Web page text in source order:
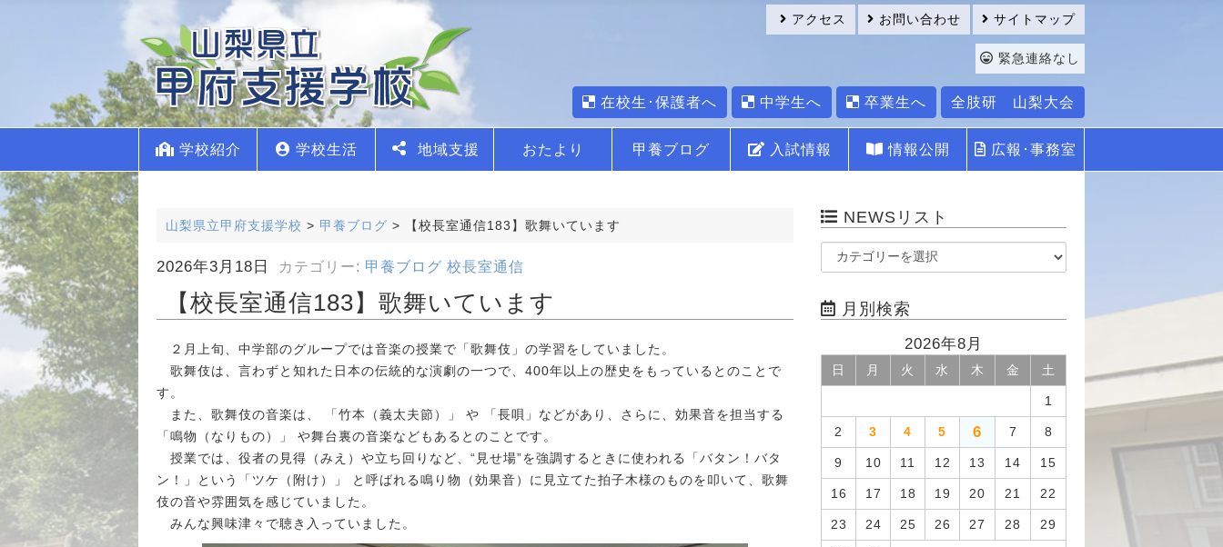
サイトマップ
お問い合わせ
アクセス
緊急連絡なし
在校生･保護者へ 中学生へ 卒業生へ 全肢研 山梨大会
学校紹介 学校生活 地域支援 おたより 甲養ブログ 入試情報 情報公開 広報･事務室
山梨県立甲府支援学校 > 甲養ブログ > 【校長室通信183】歌舞いています
2026年3月18日 カテゴリー: 甲養ブログ 校長室通信
【校長室通信183】歌舞いています
２月上旬、中学部のグループでは音楽の授業で「歌舞伎」の学習をしていました。
歌舞伎は、言わずと知れた日本の伝統的な演劇の一つで、400年以上の歴史をもっているとのことで
す。
また、歌舞伎の音楽は、 「竹本（義太夫節）」 や 「長唄」などがあり、さらに、効果音を担当する
「鳴物（なりもの）」 や舞台裏の音楽などもあるとのことです。
授業では、役者の見得（みえ）や立ち回りなど、“見せ場”を強調するときに使われる「バタン！バタ
ン！」という「ツケ（附け）」 と呼ばれる鳴り物（効果音）に見立てた拍子木様のものを叩いて、歌舞
伎の音や雰囲気を感じていました。
みんな興味津々で聴き入っていました。
NEWSリスト
月別検索
2026年8月
日 月 火 水 木 金 土
1
2 3 4 5 6 7 8
9 10 11 12 13 14 15
16 17 18 19 20 21 22
23 24 25 26 27 28 29